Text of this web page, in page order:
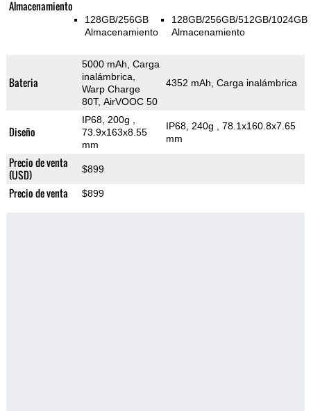
Almacenamiento
128GB/256GB
Almacenamiento
128GB/256GB/512GB/1024GB
Almacenamiento
Bateria
5000 mAh, Carga
inalámbrica,
Warp Charge
80T, AirVOOC 50
4352 mAh, Carga inalámbrica
Diseño
IP68, 200g
73.9x163x8.55
mm
IP68, 240g
, 78.1x160.8x7.65
mm
Precio de venta
(USD)
$899
Precio de venta $899